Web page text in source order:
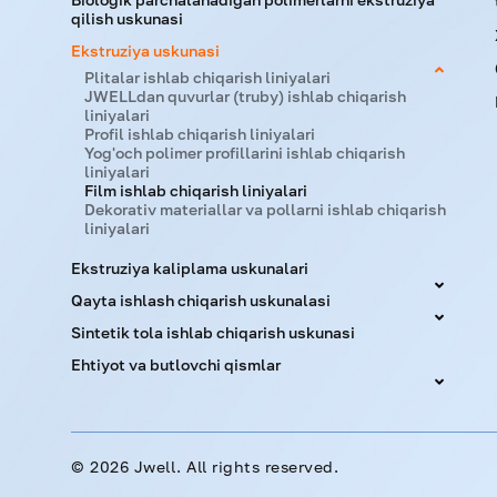
qilish uskunasi
Ekstruziya uskunasi
Plitalar ishlab chiqarish liniyalari
JWELLdan quvurlar (truby) ishlab chiqarish
liniyalari
Profil ishlab chiqarish liniyalari
Yog'och polimer profillarini ishlab chiqarish
liniyalari
Film ishlab chiqarish liniyalari
Dekorativ materiallar va pollarni ishlab chiqarish
liniyalari
Ekstruziya kaliplama uskunalari
Qayta ishlash chiqarish uskunalasi
Sintetik tola ishlab chiqarish uskunasi
Ehtiyot va butlovchi qismlar
© 2026 Jwell. All rights reserved.